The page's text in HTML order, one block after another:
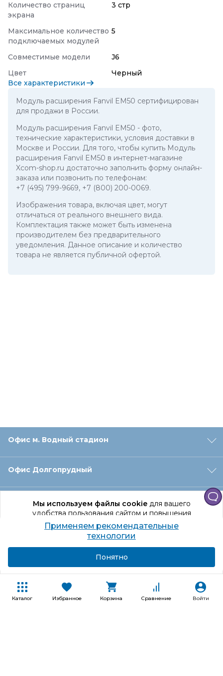
Каталог Избранное Корзина Сравнение Войти
Мы используем файлы cookieдля вашего
удобства пользования сайтом и повышения
качества рекомендаций.
Продолжая использование сайта, вы даете
согласие на обработку персональных данных
Количество страниц
экрана
3 стр
Максимальное количество
подключаемых модулей
5
Совместимые модели
J6
Цвет
Черный
Все характеристики
Модуль расширения Fanvil EM50 сертифицирован
для продажи в России.
Модуль расширения Fanvil EM50 - фото,
технические характеристики, условия доставки в
Москве и России. Для того, чтобы купить Модуль
расширения Fanvil EM50 в интернет-магазине
Xcom-shop.ru достаточно заполнить форму онлайн-
заказа или позвонить по телефонам:
+7 (495) 799-9669, +7 (800) 200-0069.
Изображения товара, включая цвет, могут
отличаться от реального внешнего вида.
Комплектация также может быть изменена
производителем без предварительного
уведомления. Данное описание и количество
товара не является публичной офертой.
Офис м. Водный стадион
Офис Долгопрудный
Офис Санкт‑Петербург
Оформление заказа
Покупателям
Применяем рекомендательные
технологии
Понятно